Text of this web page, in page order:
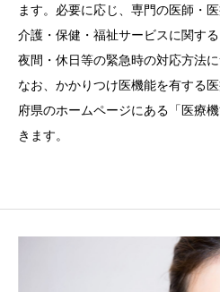
ます。必要に応じ、専門の医師・
介護・保健・福祉サービスに関する
夜間・休日等の緊急時の対応方法
なお、かかりつけ医機能を有する
府県のホームページにある「医療
きます。